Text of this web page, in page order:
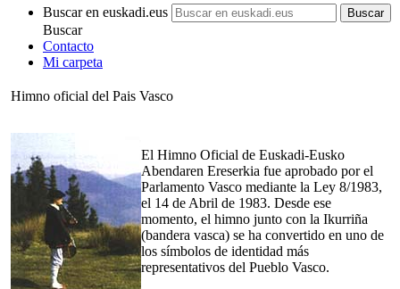
Buscar en euskadi.eus
Buscar
Contacto
Mi carpeta
Himno oficial del Pais Vasco
El Himno Oficial de Euskadi-Eusko
Abendaren Ereserkia fue aprobado por el
Parlamento Vasco mediante la Ley 8/1983,
el 14 de Abril de 1983. Desde ese
momento, el himno junto con la Ikurriña
(bandera vasca) se ha convertido en uno de
los símbolos de identidad más
representativos del Pueblo Vasco.